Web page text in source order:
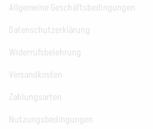
Allgemeine Geschäftsbedingungen
Datenschutzerklärung
Widerrufsbelehrung
Versandkosten
Zahlungsarten
Nutzungsbedingungen